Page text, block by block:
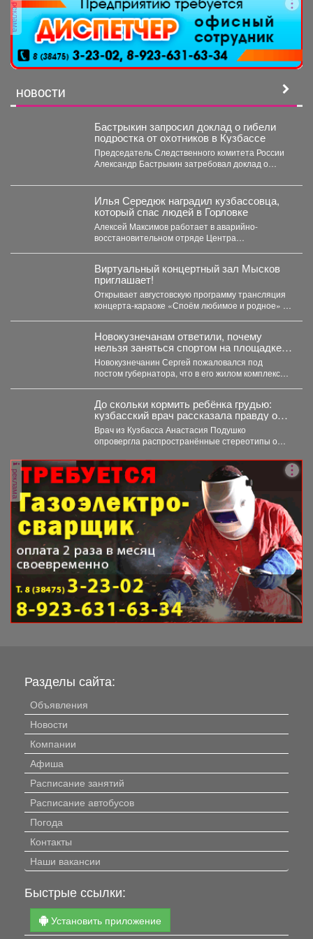
реклама
НОВОСТИ
Бастрыкин запросил доклад о гибели
подростка от охотников в Кузбассе
Председатель Следственного комитета России
Александр Бастрыкин затребовал доклад о
факту...
Илья Середюк наградил кузбассовца,
который спас людей в Горловке
Алексей Максимов работает в аварийно-
восстановительном отряде Центра
Виртуальный концертный зал Мысков
приглашает!
Открывает августовскую программу трансляция
концерта-караоке «Споём любимое и родное» -
Новокузнечанам ответили, почему
нельзя заняться спортом на площадке
лицея
Новокузнечанин Сергей пожаловался под
постом губернатора, что в его жилом комплексе
До скольки кормить ребёнка грудью:
кузбасский врач рассказала правду о
лактации
Врач из Кузбасса Анастасия Подушко
опровергла распространённые стереотипы о
заведующей...
реклама
Разделы сайта:
Объявления
Новости
Компании
Афиша
Расписание занятий
Расписание автобусов
Погода
Контакты
Наши вакансии
Быстрые ссылки:
Установить приложение